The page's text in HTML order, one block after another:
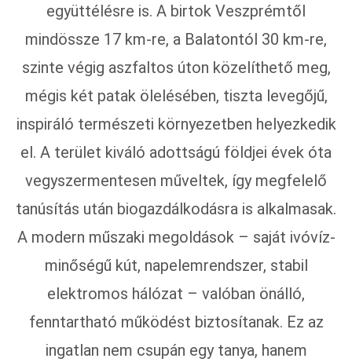
együttélésre is. A birtok Veszprémtől
mindössze 17 km-re, a Balatontól 30 km-re,
szinte végig aszfaltos úton közelíthető meg,
mégis két patak ölelésében, tiszta levegőjű,
inspiráló természeti környezetben helyezkedik
el. A terület kiváló adottságú földjei évek óta
vegyszermentesen műveltek, így megfelelő
tanúsítás után biogazdálkodásra is alkalmasak.
A modern műszaki megoldások – saját ivóvíz-
minőségű kút, napelemrendszer, stabil
elektromos hálózat – valóban önálló,
fenntartható működést biztosítanak. Ez az
ingatlan nem csupán egy tanya, hanem